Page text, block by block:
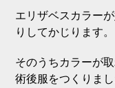
エリザベスカラー
りしてかじります。
そのうちカラーが
術後服をつくりま